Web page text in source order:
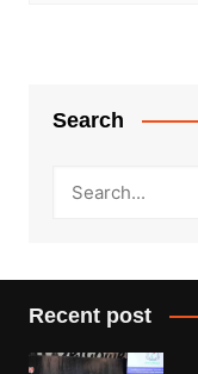
Search
Recent post